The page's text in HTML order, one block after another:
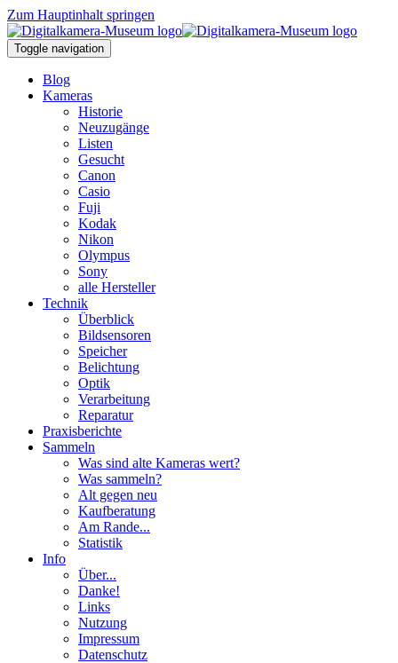
Zum Hauptinhalt springen
Toggle navigation
Blog
Kameras
Historie
Neuzugänge
Listen
Gesucht
Canon
Casio
Fuji
Kodak
Nikon
Olympus
Sony
alle Hersteller
Technik
Überblick
Bildsensoren
Speicher
Belichtung
Optik
Verarbeitung
Reparatur
Praxisberichte
Sammeln
Was sind alte Kameras wert?
Was sammeln?
Alt gegen neu
Kaufberatung
Am Rande...
Statistik
Info
Über...
Danke!
Links
Nutzung
Impressum
Datenschutz